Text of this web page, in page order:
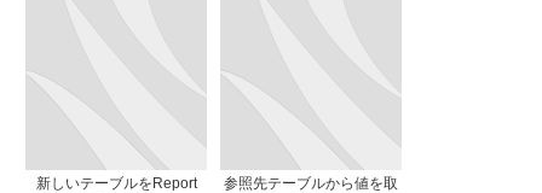
新しいテーブルをReport
参照先テーブルから値を取